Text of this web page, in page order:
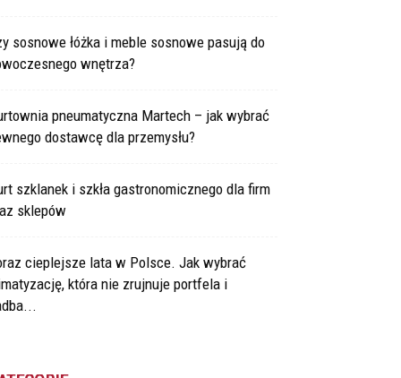
sosnowe łóżka i meble sosnowe pasują do
wnętrza?
pneumatyczna Martech – jak wybrać
dostawcę dla przemysłu?
szklanek i szkła gastronomicznego dla firm
sklepów
cieplejsze lata w Polsce. Jak wybrać
która nie zrujnuje portfela i